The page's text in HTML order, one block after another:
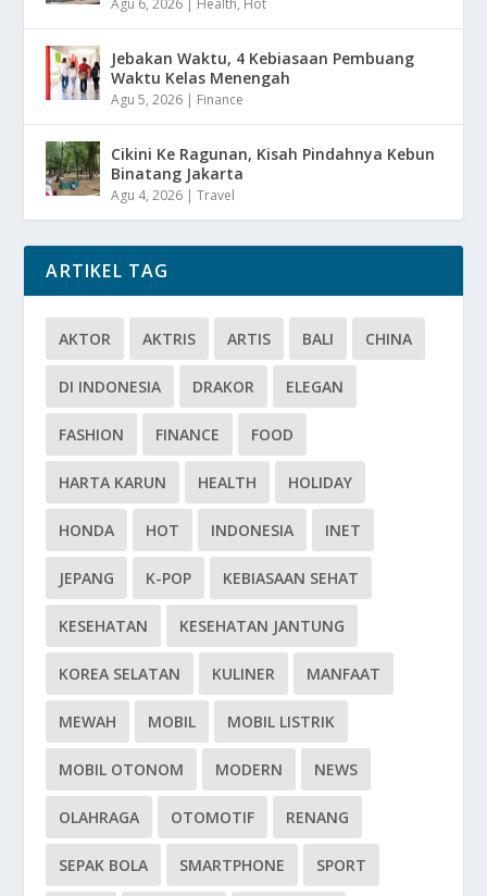
Agu 6, 2026 | Health, Hot
Jebakan Waktu, 4 Kebiasaan Pembuang
Waktu Kelas Menengah
Agu 5, 2026 | Finance
Cikini Ke Ragunan, Kisah Pindahnya Kebun
Binatang Jakarta
Agu 4, 2026 |Travel
ARTIKEL TAG
AKTOR AKTRIS ARTIS BALI CHINA
DI INDONESIA DRAKOR ELEGAN
FASHION FINANCE FOOD
HARTA KARUN HEALTH HOLIDAY
HONDA HOT INDONESIA INET
JEPANG K-POP KEBIASAAN SEHAT
KESEHATAN KESEHATAN JANTUNG
KOREA SELATAN KULINER MANFAAT
MEWAH MOBIL MOBIL LISTRIK
MOBIL OTONOM MODERN NEWS
OLAHRAGA OTOMOTIF RENANG
SEPAK BOLA SMARTPHONE SPORT